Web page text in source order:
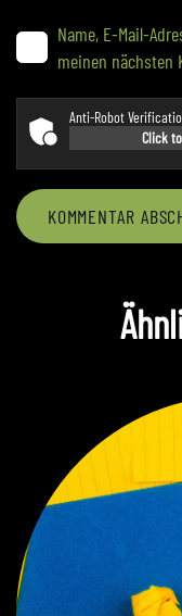
Name, E-Mail-
meinen nächsten
Anti-Robot
Click
KOMMENTAR